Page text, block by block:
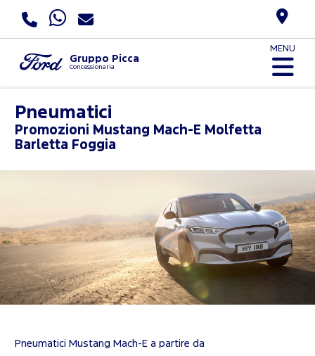
Gruppo Picca
Concessionaria
MENU
Pneumatici
Promozioni Mustang Mach-E Molfetta
Barletta Foggia
Pneumatici Mustang Mach-E a partire da